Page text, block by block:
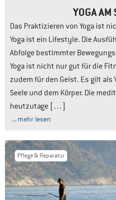
YOGA AM
Das Praktizieren von Yoga ist
Yoga ist ein Lifestyle. Die
Abfolge bestimmter
Yoga ist nicht nur gut für die
zudem für den Geist. Es gilt
Seele und dem Körper. Die
heutzutage […]
... mehr lesen
Pflege & Reparatur